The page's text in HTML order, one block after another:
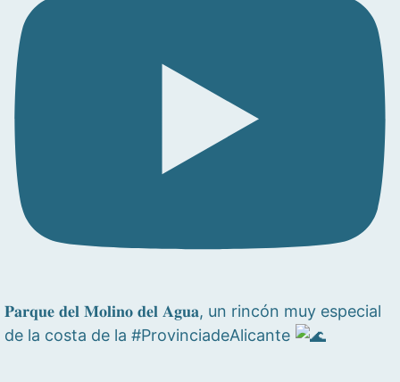
𝐏𝐚𝐫𝐪𝐮𝐞 𝐝𝐞𝐥 𝐌𝐨𝐥𝐢𝐧𝐨 𝐝𝐞𝐥 𝐀𝐠𝐮𝐚, un rincón muy especial
de la costa de la #ProvinciadeAlicante